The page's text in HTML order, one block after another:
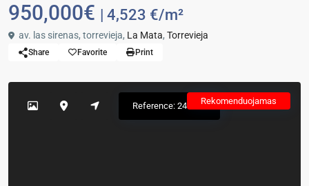
950,000€ | 4,523 €/m²
av. las sirenas, torrevieja, La Mata, Torrevieja
Share Favorite Print
Rekomenduojamas
Reference: 241607